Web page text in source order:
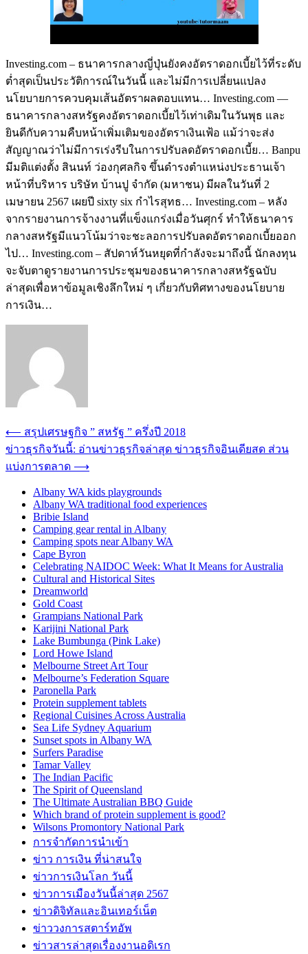
Investing.com – ธนาคารกลางญี่ปุ่นยังคงอัตราดอกเบี้ยไว้ที่ระดับ
ต่ำสุดเป็นประวัติการณ์ในวันนี้ และไม่มีการเปลี่ยนแปลง
นโยบายการควบคุมเส้นอัตราผลตอบแทน… Investing.com —
ธนาคารกลางสหรัฐคงอัตราดอกเบี้ยไว้เท่าเดิมในวันพุธ และ
ยินดีกับความคืบหน้าเพิ่มเติมของอัตราเงินเฟ้อ แม้ว่าจะส่ง
สัญญาณว่าไม่มีการเร่งรีบในการปรับลดอัตราดอกเบี้ย… Banpu
มีมติแต่งตั้ง สินนท์ ว่องกุศลกิจ ขึ้นดำรงตำแหน่งประธานเจ้า
หน้าที่บริหาร บริษัท บ้านปู จำกัด (มหาชน) มีผลในวันที่ 2
เมษายน 2567 เผยปี sixty six กำไรสุทธ… Investing.com – หลัง
จากรายงานการจ้างงานที่แข็งแกร่งเมื่อวันศุกร์ ทำให้ธนาคาร
กลางสหรัฐมีแนวโน้มว่าจะชะลอการปรับลดอัตราดอกเบี้ยออก
ไป… Investing.com – สัปดาห์วันหยุดที่กำลังจะมาถึงนี้ นักลงทุน
จะจับตาดูรายงานการประชุมของธนาคารกลางสหรัฐฉบับ
ล่าสุดเพื่อหาข้อมูลเชิงลึกใหม่ ๆ เกี่ยวกับทิศทางของนโยบาย
การเงิน…
Post
navigation
⟵ สรุปเศรษฐกิจ ” สหรัฐ ” ครึ่งปี 2018
ข่าวธุรกิจวันนี้: อ่านข่าวธุรกิจล่าสุด ข่าวธุรกิจอินเดียสด ส่วน
แบ่งการตลาด ⟶
Albany WA kids playgrounds
Albany WA traditional food experiences
Bribie Island
Camping gear rental in Albany
Camping spots near Albany WA
Cape Byron
Celebrating NAIDOC Week: What It Means for Australia
Cultural and Historical Sites
Dreamworld
Gold Coast
Grampians National Park
Karijini National Park
Lake Bumbunga (Pink Lake)
Lord Howe Island
Melbourne Street Art Tour
Melbourne’s Federation Square
Paronella Park
Protein supplement tablets
Regional Cuisines Across Australia
Sea Life Sydney Aquarium
Sunset spots in Albany WA
Surfers Paradise
Tamar Valley
The Indian Pacific
The Spirit of Queensland
The Ultimate Australian BBQ Guide
Which brand of protein supplement is good?
Wilsons Promontory National Park
การจำกัดการนำเข้า
ข่าว การเงิน ที่น่าสนใจ
ข่าวการเงินโลก วันนี้
ข่าวการเมืองวันนี้ล่าสุด 2567
ข่าวดิจิทัลและอินเทอร์เน็ต
ข่าววงการสตาร์ทอัพ
ข่าวสารล่าสุดเรื่องงานอดิเรก